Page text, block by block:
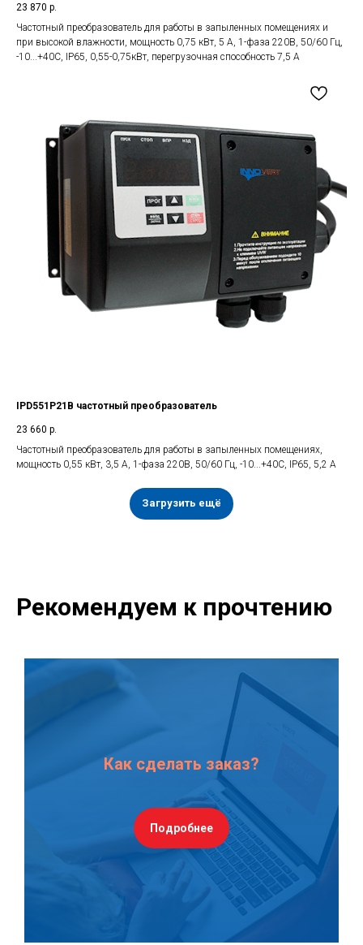
23 870 р.
Частотный преобразователь для работы в запыленных помещениях и
при высокой влажности, мощность 0,75 кВт, 5 А, 1-фаза 220В, 50/60 Гц,
-10...+40С, IP65, 0,55-0,75кВт, перегрузочная способность 7,5 А
IPD551P21B частотный преобразователь
23 660 р.
Частотный преобразователь для работы в запыленных помещениях,
мощность 0,55 кВт, 3,5 А, 1-фаза 220В, 50/60 Гц, -10...+40С, IP65, 5,2 А
Загрузить ещё
Рекомендуем к прочтению
Как сделать заказ?
Подробнее